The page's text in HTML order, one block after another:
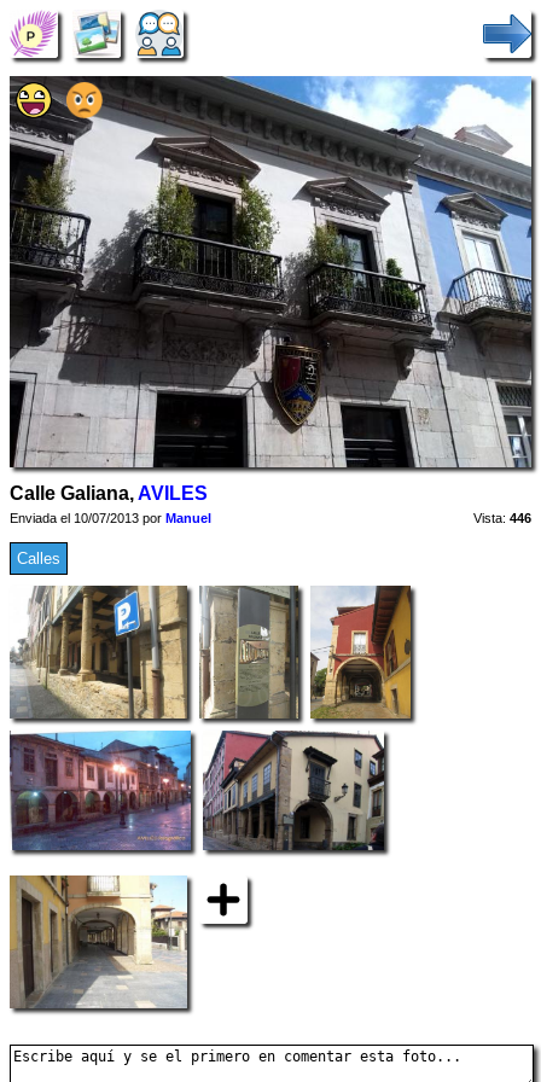
Calle Galiana,AVILES
Enviada el 10/07/2013 por Manuel Vista: 446
Calles